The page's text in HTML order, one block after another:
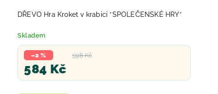
DŘEVO Hra Kroket v krabici *SPOLEČENSKÉ HRY*
Skladem
598 Kč
–2 %
584 Kč